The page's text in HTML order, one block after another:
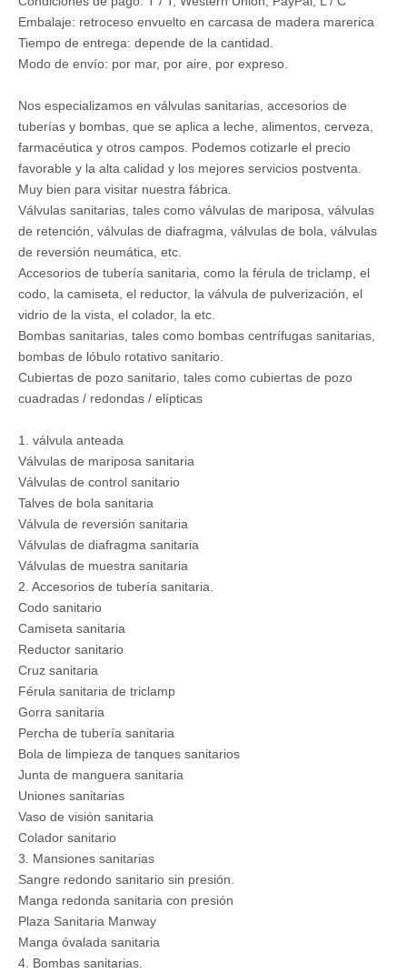
Embalaje: retroceso envuelto en carcasa de madera marerica
Tiempo de entrega: depende de la cantidad.
Modo de envío: por mar, por aire, por expreso.
Nos especializamos en válvulas sanitarias, accesorios de
tuberías y bombas, que se aplica a leche, alimentos, cerveza,
farmacéutica y otros campos. Podemos cotizarle el precio
favorable y la alta calidad y los mejores servicios postventa.
Muy bien para visitar nuestra fábrica.
Válvulas sanitarias, tales como válvulas de mariposa, válvulas
de retención, válvulas de diafragma, válvulas de bola, válvulas
de reversión neumática, etc.
Accesorios de tubería sanitaria, como la férula de triclamp, el
codo, la camiseta, el reductor, la válvula de pulverización, el
vidrio de la vista, el colador, la etc.
Bombas sanitarias, tales como bombas centrífugas sanitarias,
bombas de lóbulo rotativo sanitario.
Cubiertas de pozo sanitario, tales como cubiertas de pozo
cuadradas / redondas / elípticas
1. válvula anteada
Válvulas de mariposa sanitaria
Válvulas de control sanitario
Talves de bola sanitaria
Válvula de reversión sanitaria
Válvulas de diafragma sanitaria
Válvulas de muestra sanitaria
2. Accesorios de tubería sanitaria.
Codo sanitario
Camiseta sanitaria
Reductor sanitario
Cruz sanitaria
Férula sanitaria de triclamp
Gorra sanitaria
Percha de tubería sanitaria
Bola de limpieza de tanques sanitarios
Junta de manguera sanitaria
Uniones sanitarias
Vaso de visión sanitaria
Colador sanitario
3. Mansiones sanitarias
Sangre redondo sanitario sin presión.
Manga redonda sanitaria con presión
Plaza Sanitaria Manway
Manga óvalada sanitaria
4. Bombas sanitarias.